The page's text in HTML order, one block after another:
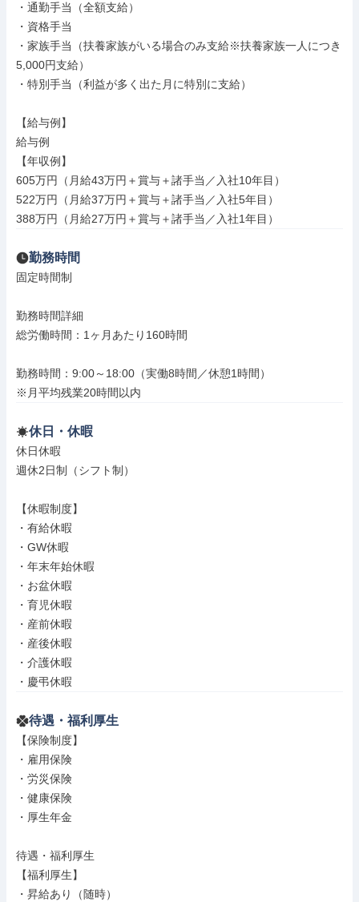
・通勤手当（全額支給）
・資格手当
・家族手当（扶養家族がいる場合のみ支給※扶養家族一人につき
5,000円支給）
・特別手当（利益が多く出た月に特別に支給）
【給与例】
給与例
【年収例】
605万円（月給43万円＋賞与＋諸手当／入社10年目）
522万円（月給37万円＋賞与＋諸手当／入社5年目）
388万円（月給27万円＋賞与＋諸手当／入社1年目）
勤務時間
固定時間制
勤務時間詳細
総労働時間：1ヶ月あたり160時間
勤務時間：9:00～18:00（実働8時間／休憩1時間）
※月平均残業20時間以内
休日・休暇
休日休暇
週休2日制（シフト制）
【休暇制度】
・有給休暇
・GW休暇
・年末年始休暇
・お盆休暇
・育児休暇
・産前休暇
・産後休暇
・介護休暇
・慶弔休暇
待遇・福利厚生
【保険制度】
・雇用保険
・労災保険
・健康保険
・厚生年金
待遇・福利厚生
【福利厚生】
・昇給あり（随時）